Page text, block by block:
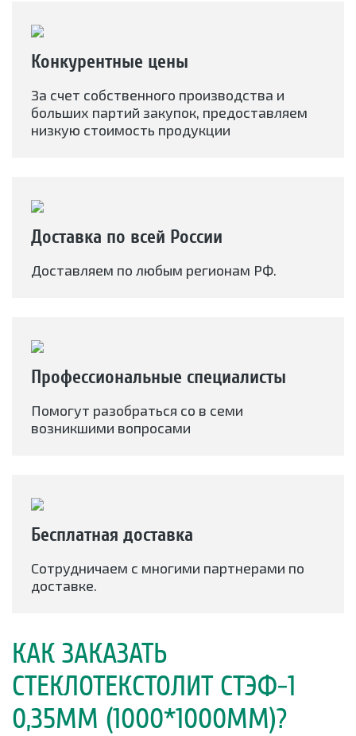
Конкурентные цены
За счет собственного производства и
больших партий закупок, предоставляем
низкую стоимость продукции
Доставка по всей России
Доставляем по любым регионам РФ.
Профессиональные специалисты
Помогут разобраться со в семи
возникшими вопросами
Бесплатная доставка
Сотрудничаем с многими партнерами по
доставке.
КАК ЗАКАЗАТЬ
СТЕКЛОТЕКСТОЛИТ СТЭФ-1
0,35ММ (1000*1000ММ)?